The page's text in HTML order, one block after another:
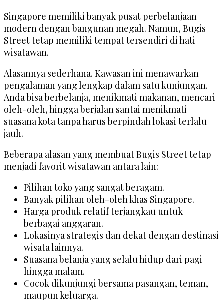
Singapore memiliki banyak pusat perbelanjaan
modern dengan bangunan megah. Namun, Bugis
Street tetap memiliki tempat tersendiri di hati
wisatawan.
Alasannya sederhana. Kawasan ini menawarkan
pengalaman yang lengkap dalam satu kunjungan.
Anda bisa berbelanja, menikmati makanan, mencari
oleh-oleh, hingga berjalan santai menikmati
suasana kota tanpa harus berpindah lokasi terlalu
jauh.
Beberapa alasan yang membuat Bugis Street tetap
menjadi favorit wisatawan antara lain:
Pilihan toko yang sangat beragam.
Banyak pilihan oleh-oleh khas Singapore.
Harga produk relatif terjangkau untuk
berbagai anggaran.
Lokasinya strategis dan dekat dengan destinasi
wisata lainnya.
Suasana belanja yang selalu hidup dari pagi
hingga malam.
Cocok dikunjungi bersama pasangan, teman,
maupun keluarga.